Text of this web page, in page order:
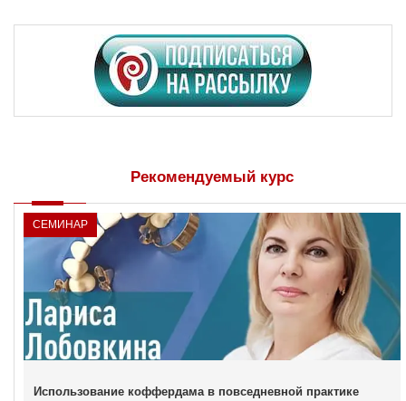
Рекомендуемый курс
СЕМИНАР
Использование коффердама в повседневной практике